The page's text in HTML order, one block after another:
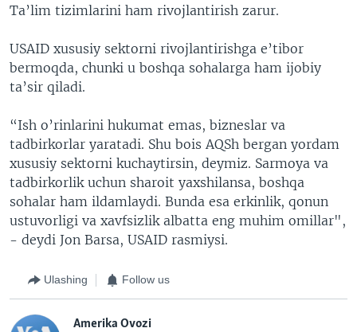
Ta’lim tizimlarini ham rivojlantirish zarur.
USAID xususiy sektorni rivojlantirishga e’tibor
bermoqda, chunki u boshqa sohalarga ham ijobiy
ta’sir qiladi.
“Ish o’rinlarini hukumat emas, bizneslar va
tadbirkorlar yaratadi. Shu bois AQSh bergan yordam
xususiy sektorni kuchaytirsin, deymiz. Sarmoya va
tadbirkorlik uchun sharoit yaxshilansa, boshqa
sohalar ham ildamlaydi. Bunda esa erkinlik, qonun
ustuvorligi va xavfsizlik albatta eng muhim omillar",
- deydi Jon Barsa, USAID rasmiysi.
Ulashing Follow us
Amerika Ovozi